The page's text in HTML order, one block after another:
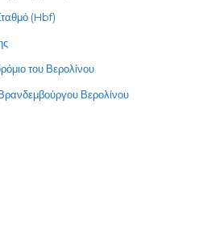
(Hbf)
του Βερολίνου
Βερολίνου